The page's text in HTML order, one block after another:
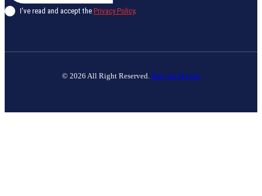
I've read and accept the Privacy Policy.
© 2026 All Right Reserved. Banyan Digital